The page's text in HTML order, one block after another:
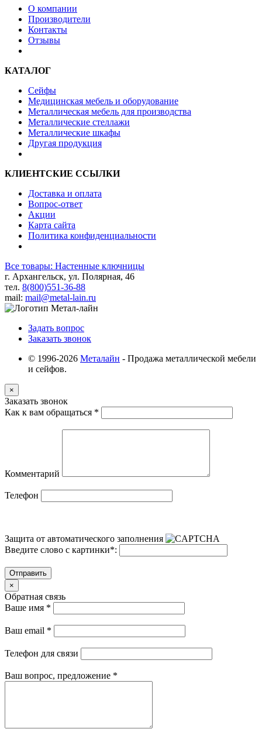
О компании
Производители
Контакты
Отзывы
КАТАЛОГ
Сейфы
Медицинская мебель и оборудование
Металлическая мебель для производства
Металлические стеллажи
Металлические шкафы
Другая продукция
КЛИЕНТСКИЕ ССЫЛКИ
Доставка и оплата
Вопрос-ответ
Акции
Карта сайта
Политика конфиденциальности
Все товары: Настенные ключницы
г. Архангельск, ул. Полярная, 46
тел. 8(800)551-36-88
mail: mail@metal-lain.ru
Задать вопрос
Заказать звонок
© 1996-2026 Металайн - Продажа металлической мебели
и сейфов.
×
Заказать звонок
Как к вам обращаться *
Комментарий
Телефон
Защита от автоматического заполнения
Введите слово с картинки*:
Отправить
×
Обратная связь
Ваше имя *
Ваш email *
Телефон для связи
Ваш вопрос, предложение *